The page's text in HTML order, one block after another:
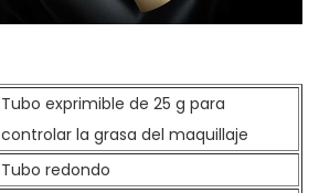
Tubo exprimible de 25 g para
controlar la grasa del maquillaje
Tubo redondo